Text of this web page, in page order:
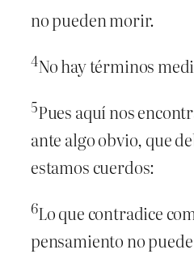
no pueden morir.
4No hay términos
5Pues aquí nos
ante algo obvio, que
estamos cuerdos:
6Lo que contradice
pensamiento no